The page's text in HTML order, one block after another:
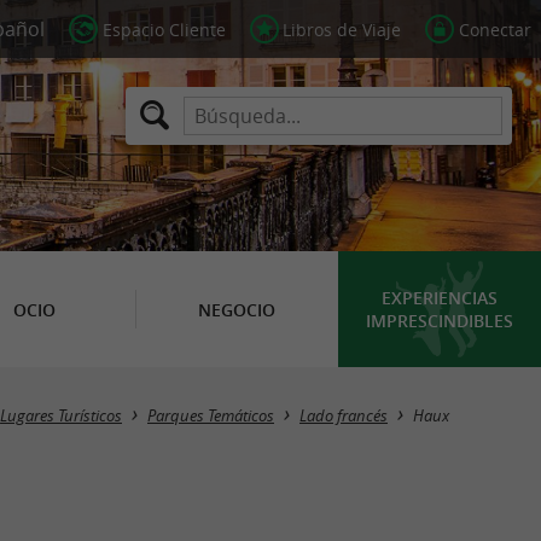
Espacio Cliente Libros de Viaje Conectar
OCIO NEGOCIO
EXPERIENCIAS
IMPRESCINDIBLES
Masquer la carte
Lugares Turísticos Parques Temáticos Lado francés Haux